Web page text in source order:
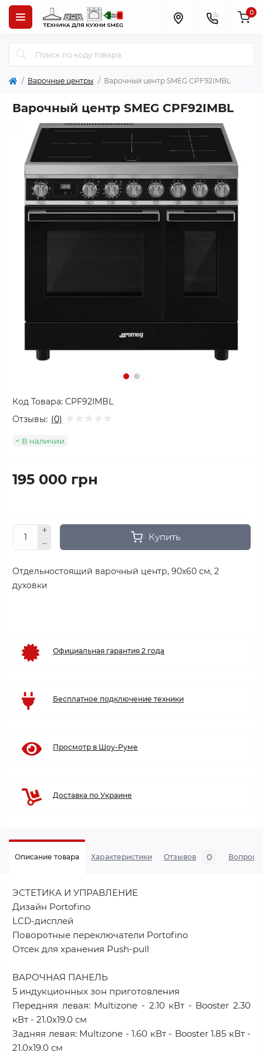
0
Варочные центры Варочный центр SMEG CPF92IMBL
Варочный центр SMEG CPF92IMBL
Код Товара: CPF92IMBL
Отзывы: (0)
В наличии
195 000 грн
Купить
Отдельностоящий варочный центр, 90х60 см, 2
духовки
Официальная гарантия 2 года
Бесплатное подключение техники
Просмотр в Шоу-Руме
Доставка по Украине
Описание товара Характеристики Отзывов 0 Вопросы
ЭСТЕТИКА И УПРАВЛЕНИЕ
Дизайн Portofino
LCD-дисплей
Поворотные переключатели Portofino
Отсек для хранения Push-pull
ВАРОЧНАЯ ПАНЕЛЬ
5 индукционных зон приготовления
Передняя левая: Multizone - 2.10 кВт - Booster 2.30
кВт - 21.0x19.0 см
Задняя левая: Multizone - 1.60 кВт - Booster 1.85 кВт -
21.0x19.0 см